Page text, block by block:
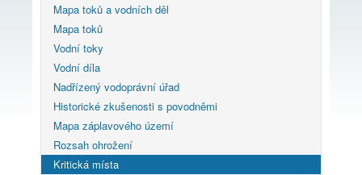
Mapa toků a vodních děl
Mapa toků
Vodní toky
Vodní díla
Nadřízený vodoprávní úřad
Historické zkušenosti s povodněmi
Mapa záplavového území
Rozsah ohrožení
Kritická místa